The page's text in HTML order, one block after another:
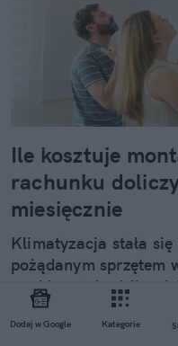
Dodaj w Google Kategorie
Ile kosztuje
rachunku
miesięcznie
Klimatyzacja stała
pożądanym sprzętem
upałów utwierdziły
takie skwary lepiej
koszty instalacji